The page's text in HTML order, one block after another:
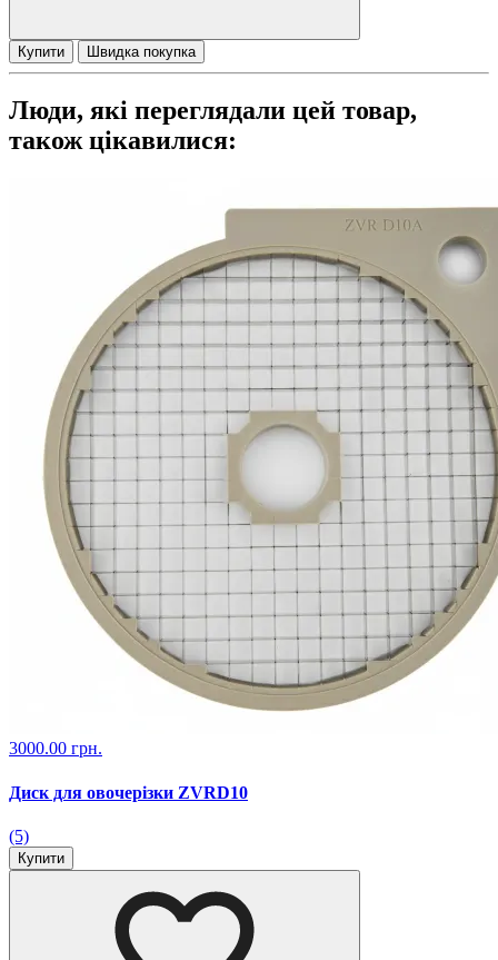
Купити Швидка покупка
Люди, які переглядали цей товар,
також цікавилися:
3000.00 грн.
Диск для овочерізки ZVRD10
(5)
Купити